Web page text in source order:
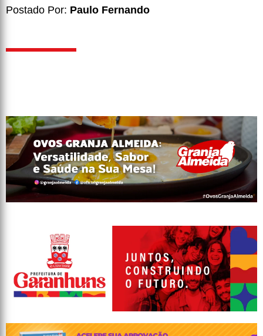
Postado Por: Paulo Fernando